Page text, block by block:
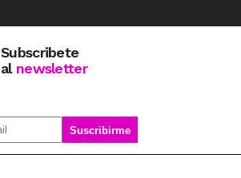
Subscribete
al newsletter
SOBRE MÍ